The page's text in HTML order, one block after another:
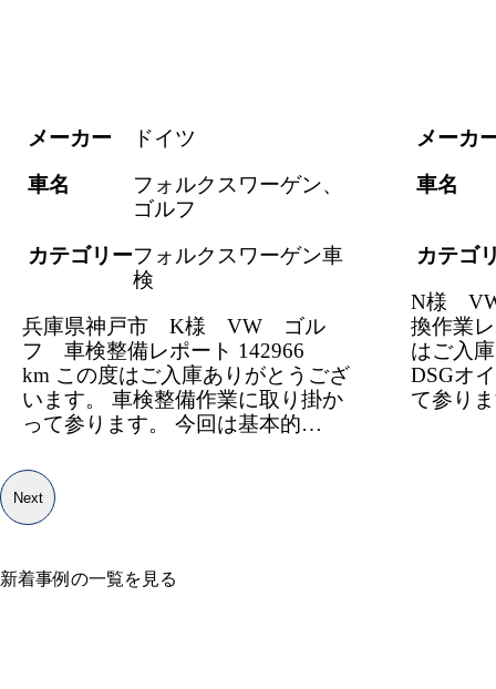
メーカー
ドイツ
車名
フォルクスワーゲン、
ゴルフ
カテゴリーフォルクスワーゲン車
検
兵庫県神戸市 K様 VW ゴル
フ 車検整備レポート 142966
km この度はご入庫ありがとうござ
います。 車検整備作業に取り掛か
って参ります。 今回は基本的…
メーカ
車名
カテゴ
N様
換作業
はご入
DSGオ
て参り
Next
新着事例の一覧を見る